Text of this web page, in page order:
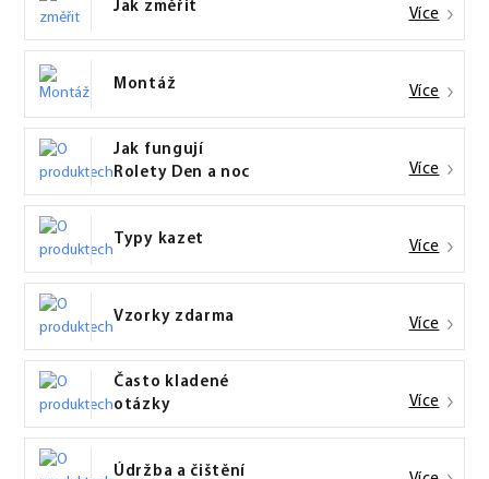
Jak změřit Více
Montáž Více
Jak fungují
Rolety Den a noc
Více
Typy kazet Více
Vzorky zdarma Více
Často kladené
otázky
Více
Údržba a čištění